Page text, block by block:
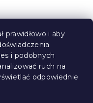
prawidłowo i aby
i podobnych
ruch na
odpowiednie
ZENOVA z
65x65